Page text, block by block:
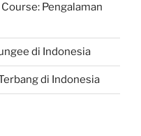
Pengalaman
di Indonesia
di Indonesia